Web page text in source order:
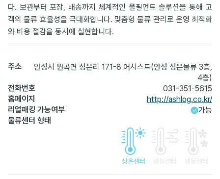
다. 보관부터 포장, 배송까지 체계적인 풀필먼트 솔루션을 통해 고
객의 물류 효율성을 극대화합니다. 맞춤형 물류 관리로 운영 최적화
와 비용 절감을 동시에 실현합니다.
주소
안성시 원곡면 성은리 171-8 어시스트(안성 성은물류 3층,
4층)
전화번호
031-351-5615
홈페이지
http://ashlog.co.kr/
리얼패킹 가능여부
가능
물류센터 형태
상온센터 냉장센터 냉동센터